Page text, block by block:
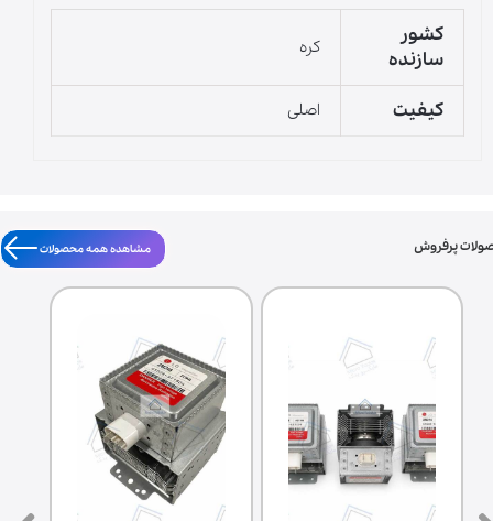
کشور
سازنده
کره
کیفیت اصلی
مشاهده همه محصولات پرفروش